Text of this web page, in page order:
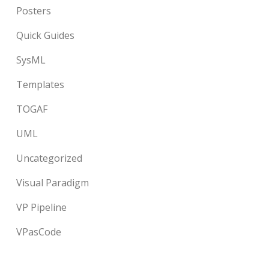
Posters
Quick Guides
SysML
Templates
TOGAF
UML
Uncategorized
Visual Paradigm
VP Pipeline
VPasCode